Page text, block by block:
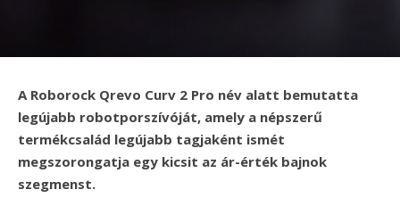
A Roborock Qrevo Curv 2 Pro név alatt bemutatta
legújabb robotporszívóját, amely a népszerű
termékcsalád legújabb tagjaként ismét
megszorongatja egy kicsit az ár-érték bajnok
szegmenst.